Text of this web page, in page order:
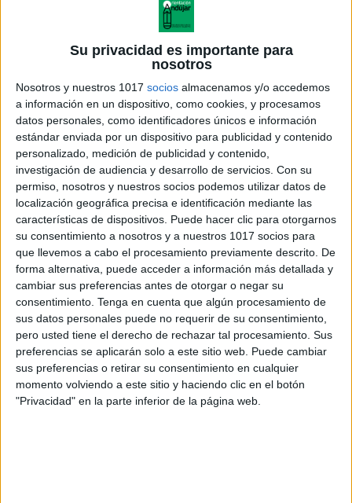
Su privacidad es importante para
nosotros
Nosotros y nuestros 1017 socios almacenamos y/o accedemos
a información en un dispositivo, como cookies, y procesamos
datos personales, como identificadores únicos e información
estándar enviada por un dispositivo para publicidad y contenido
personalizado, medición de publicidad y contenido,
investigación de audiencia y desarrollo de servicios. Con su
permiso, nosotros y nuestros socios podemos utilizar datos de
localización geográfica precisa e identificación mediante las
características de dispositivos. Puede hacer clic para otorgarnos
su consentimiento a nosotros y a nuestros 1017 socios para
que llevemos a cabo el procesamiento previamente descrito. De
forma alternativa, puede acceder a información más detallada y
cambiar sus preferencias antes de otorgar o negar su
consentimiento. Tenga en cuenta que algún procesamiento de
sus datos personales puede no requerir de su consentimiento,
pero usted tiene el derecho de rechazar tal procesamiento. Sus
preferencias se aplicarán solo a este sitio web. Puede cambiar
sus preferencias o retirar su consentimiento en cualquier
momento volviendo a este sitio y haciendo clic en el botón
"Privacidad" en la parte inferior de la página web.
DESCARGA AL FINAL EN
FORMATO WORD